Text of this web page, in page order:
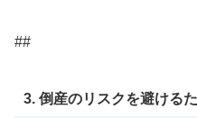
##
3. 倒産のリスクを避ける